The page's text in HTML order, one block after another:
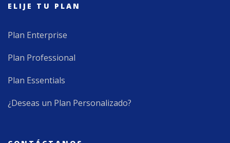
ELIJE TU PLAN
Plan Enterprise
Plan Professional
Plan Essentials
¿Deseas un Plan Personalizado?